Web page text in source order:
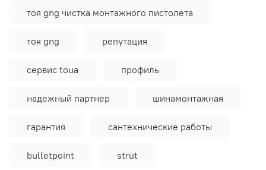
тоя gng чистка монтажного пистолета
тоя gng репутация
сервис toua профиль
надежный партнер шинамонтажная
гарантия сантехнические работы
bulletpoint strut